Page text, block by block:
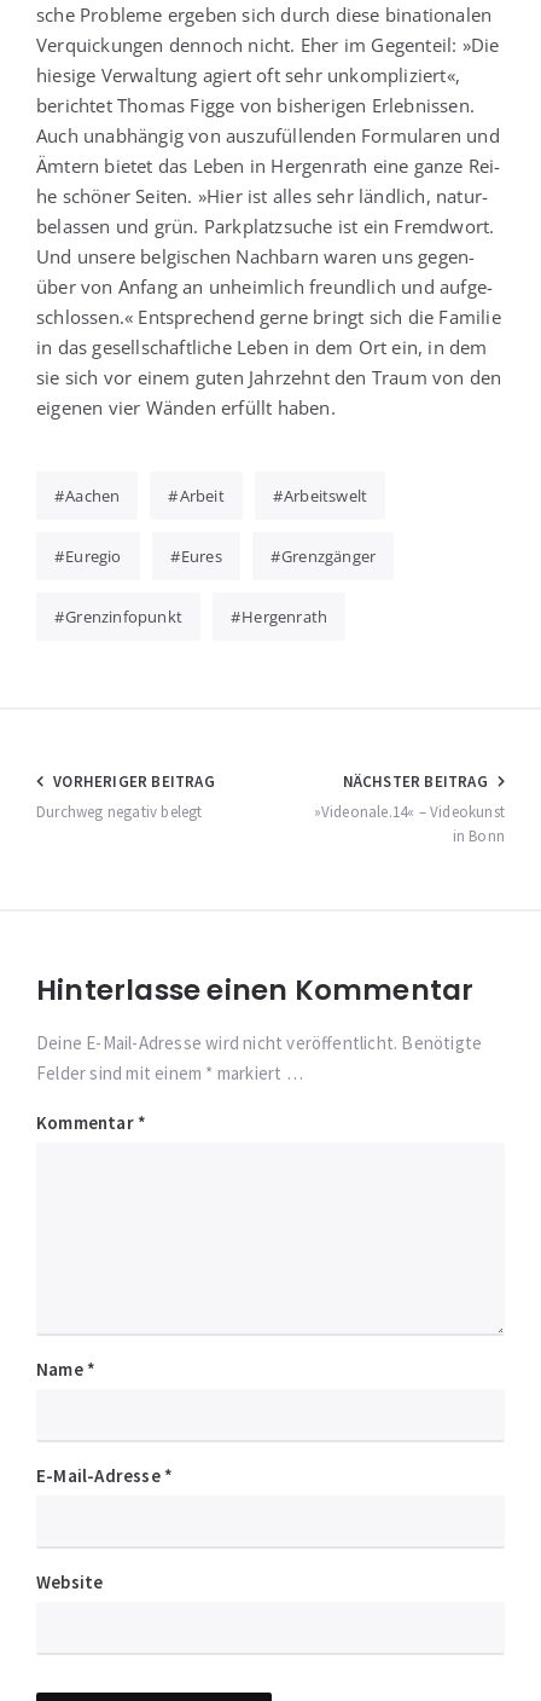
sche Pro­ble­me erge­ben sich durch die­se bina­tio­na­len
Ver­qui­ckun­gen den­noch nicht. Eher im Gegen­teil: »Die
hie­si­ge Ver­wal­tung agiert oft sehr unkom­pli­ziert«,
berich­tet Tho­mas Fig­ge von bis­he­ri­gen Erleb­nis­sen.
Auch unab­hän­gig von aus­zu­fül­len­den For­mu­la­ren und
Ämtern bie­tet das Leben in Her­gen­rath eine gan­ze Rei­
he schö­ner Sei­ten. »Hier ist alles sehr länd­lich, natur­
be­las­sen und grün. Park­platz­su­che ist ein Fremd­wort.
Und unse­re bel­gi­schen Nach­barn waren uns gegen­
über von Anfang an unheim­lich freund­lich und auf­ge­
schlos­sen.« Ent­spre­chend ger­ne bringt sich die Fami­lie
in das gesell­schaft­li­che Leben in dem Ort ein, in dem
sie sich vor einem guten Jahr­zehnt den Traum von den
eige­nen vier Wän­den erfüllt haben.
Aachen Arbeit Arbeitswelt
Euregio Eures Grenzgänger
Grenzinfopunkt Hergenrath
Beitragsnavigation
VORHERIGER BEITRAG
Durchweg negativ belegt
NÄCHSTER BEITRAG
»Videonale.14« – Videokunst
in Bonn
Hinterlasse einen Kommentar
Deine E-Mail-Adresse wird nicht veröffentlicht. Benötigte
Felder sind mit einem * markiert …
Kommentar *
Name *
E-Mail-Adresse *
Website